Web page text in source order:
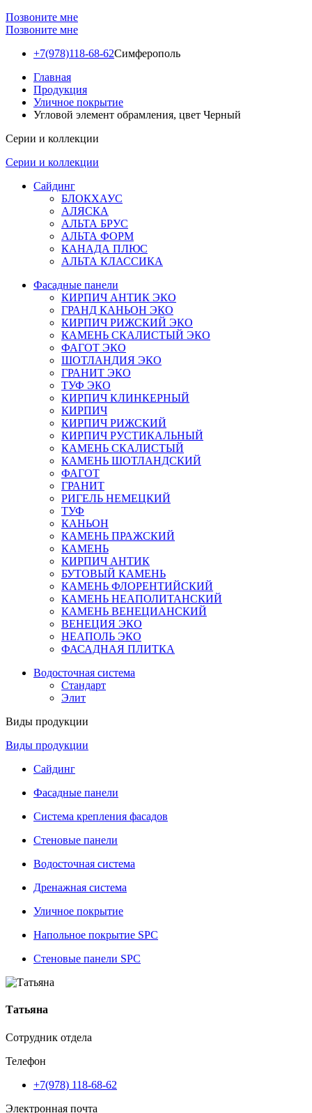
Позвоните мне
Позвоните мне
+7(978)118-68-62Симферополь
Главная
Продукция
Уличное покрытие
Угловой элемент обрамления, цвет Черный
Серии и коллекции
Серии и коллекции
Сайдинг
БЛОКХАУС
АЛЯСКА
АЛЬТА БРУС
АЛЬТА ФОРМ
КАНАДА ПЛЮС
АЛЬТА КЛАССИКА
Фасадные панели
КИРПИЧ АНТИК ЭКО
ГРАНД КАНЬОН ЭКО
КИРПИЧ РИЖСКИЙ ЭКО
КАМЕНЬ СКАЛИСТЫЙ ЭКО
ФАГОТ ЭКО
ШОТЛАНДИЯ ЭКО
ГРАНИТ ЭКО
ТУФ ЭКО
КИРПИЧ КЛИНКЕРНЫЙ
КИРПИЧ
КИРПИЧ РИЖСКИЙ
КИРПИЧ РУСТИКАЛЬНЫЙ
КАМЕНЬ СКАЛИСТЫЙ
КАМЕНЬ ШОТЛАНДСКИЙ
ФАГОТ
ГРАНИТ
РИГЕЛЬ НЕМЕЦКИЙ
ТУФ
КАНЬОН
КАМЕНЬ ПРАЖСКИЙ
КАМЕНЬ
КИРПИЧ АНТИК
БУТОВЫЙ КАМЕНЬ
КАМЕНЬ ФЛОРЕНТИЙСКИЙ
КАМЕНЬ НЕАПОЛИТАНСКИЙ
КАМЕНЬ ВЕНЕЦИАНСКИЙ
ВЕНЕЦИЯ ЭКО
НЕАПОЛЬ ЭКО
ФАСАДНАЯ ПЛИТКА
Водосточная система
Стандарт
Элит
Виды продукции
Виды продукции
Сайдинг
Фасадные панели
Система крепления фасадов
Стеновые панели
Водосточная система
Дренажная система
Уличное покрытие
Напольное покрытие SPC
Стеновые панели SPC
Татьяна
Сотрудник отдела
Телефон
+7(978) 118-68-62
Электронная почта